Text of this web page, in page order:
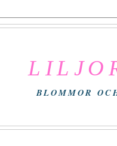
BLOMMOR